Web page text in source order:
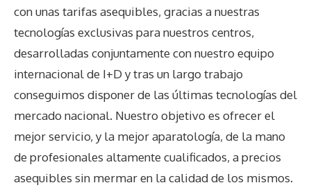
con unas tarifas asequibles, gracias a nuestras
tecnologías exclusivas para nuestros centros,
desarrolladas conjuntamente con nuestro equipo
internacional de I+D y tras un largo trabajo
conseguimos disponer de las últimas tecnologías del
mercado nacional. Nuestro objetivo es ofrecer el
mejor servicio, y la mejor aparatología, de la mano
de profesionales altamente cualificados, a precios
asequibles sin mermar en la calidad de los mismos.